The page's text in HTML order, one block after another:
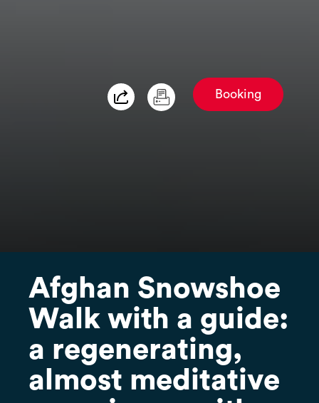
Booking
Afghan Snowshoe
Walk with a guide:
a regenerating,
almost meditative